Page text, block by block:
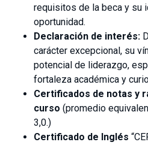
requisitos de la beca y su
oportunidad.
Declaración de interés:
carácter excepcional, su
potencial de liderazgo,
fortaleza académica y
Certificados de notas y
curso (promedio
3,0.)
Certificado de Inglés